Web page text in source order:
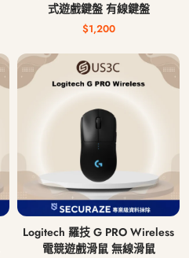
式遊戲鍵盤 有線鍵盤
$1,200
Logitech 羅技 G PRO Wireless
電競遊戲滑鼠 無線滑鼠